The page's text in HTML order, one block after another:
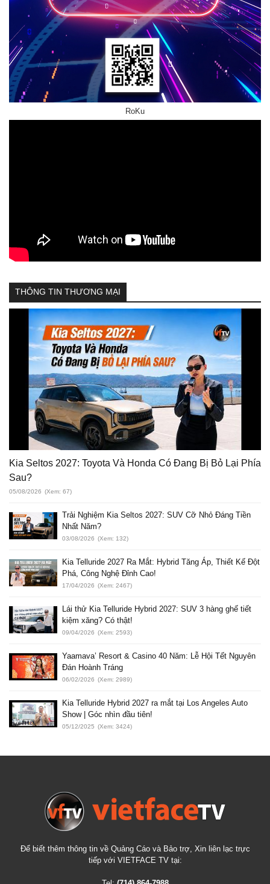
RoKu
THÔNG TIN THƯƠNG MẠI
Kia Seltos 2027: Toyota Và Honda Có Đang Bị Bỏ Lại Phía
Sau?
05/08/2026 (Xem: 67)
Trải Nghiệm Kia Seltos 2027: SUV Cỡ Nhỏ Đáng Tiền
Nhất Năm?
03/08/2026 (Xem: 132)
Kia Telluride 2027 Ra Mắt: Hybrid Tăng Áp, Thiết Kế Đột
Phá, Công Nghệ Đỉnh Cao!
17/04/2026 (Xem: 2467)
Lái thử Kia Telluride Hybrid 2027: SUV 3 hàng ghế tiết
kiệm xăng? Có thật!
09/04/2026 (Xem: 2593)
Yaamava’ Resort & Casino 40 Năm: Lễ Hội Tết Nguyên
Đán Hoành Tráng
06/02/2026 (Xem: 2989)
Kia Telluride Hybrid 2027 ra mắt tại Los Angeles Auto
Show | Góc nhìn đầu tiên!
05/12/2025 (Xem: 3424)
Để biết thêm thông tin về Quảng Cáo và Bảo trợ, Xin liên lạc trực
tiếp với VIETFACE TV tại: